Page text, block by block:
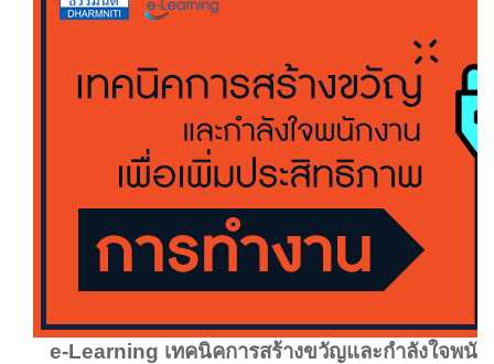
e-Learning เทคนิคการสร้างขวัญและกำลังใจพนัก